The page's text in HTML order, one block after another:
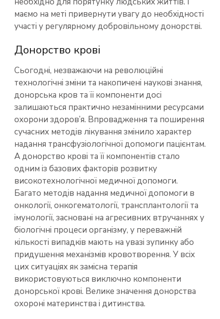
маємо на меті привернути увагу до необхідності
участі у регулярному добровільному донорстві.
Донорство крові
Сьогодні, незважаючи на революційні
технологічні зміни та накопичені наукові знання,
донорська кров та її компоненти досі
залишаються практично незамінними ресурсами
охорони здоров’я. Впровадження та поширення
сучасних методів лікування змінило характер
надання трансфузіологічної допомоги пацієнтам.
А донорство крові та її компонентів стало
одним із базових факторів розвитку
високотехнологічної медичної допомоги.
Багато методів надання медичної допомоги в
онкології, онкогематології, трансплантології та
імунології, засновані на агресивних втручаннях у
біологічні процеси організму, у переважній
кількості випадків мають на увазі зупинку або
придушення механізмів кровотворення. У всіх
цих ситуаціях як замісна терапія
використовуються виключно компоненти
донорської крові. Велике значення донорства
охороні материнства і дитинства.